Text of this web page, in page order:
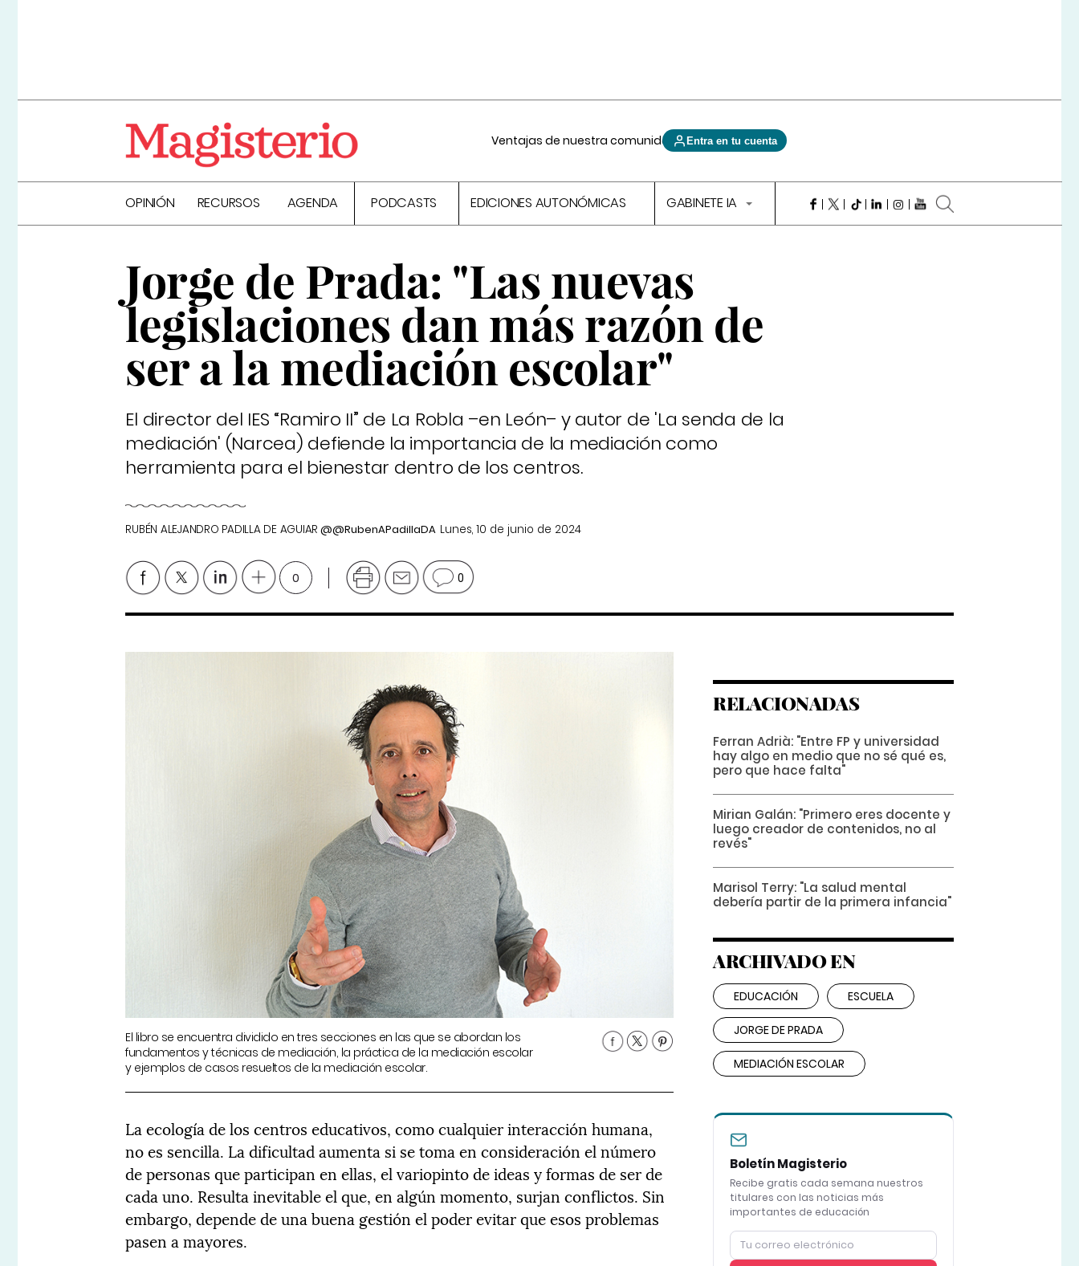
Ventajas de nuestra comunidad Entra en tu cuenta
OPINIÓN RECURSOS AGENDA PODCASTS EDICIONES AUTONÓMICAS GABINETE IA
Jorge de Prada: "Las nuevas
legislaciones dan más razón de
ser a la mediación escolar"
El director del IES “Ramiro II” de La Robla –en León– y autor de 'La senda de la
mediación' (Narcea) defiende la importancia de la mediación como
herramienta para el bienestar dentro de los centros.
RUBÉN ALEJANDRO PADILLA DE AGUIAR @@RubenAPadillaDA Lunes, 10 de junio de 2024
0 0
El libro se encuentra dividido en tres secciones en las que se abordan los
fundamentos y técnicas de mediación, la práctica de la mediación escolar
y ejemplos de casos resueltos de la mediación escolar.
La ecología de los centros educativos, como cualquier interacción humana,
no es sencilla. La dificultad aumenta si se toma en consideración el número
de personas que participan en ellas, el variopinto de ideas y formas de ser de
cada uno. Resulta inevitable el que, en algún momento, surjan conflictos. Sin
embargo, depende de una buena gestión el poder evitar que esos problemas
pasen a mayores.
RELACIONADAS
Ferran Adrià: "Entre FP y universidad
hay algo en medio que no sé qué es,
pero que hace falta"
Mirian Galán: "Primero eres docente y
luego creador de contenidos, no al
revés"
Marisol Terry: "La salud mental
debería partir de la primera infancia"
ARCHIVADO EN
EDUCACIÓN ESCUELA
JORGE DE PRADA
MEDIACIÓN ESCOLAR
Boletín Magisterio
Recibe gratis cada semana nuestros
titulares con las noticias más
importantes de educación